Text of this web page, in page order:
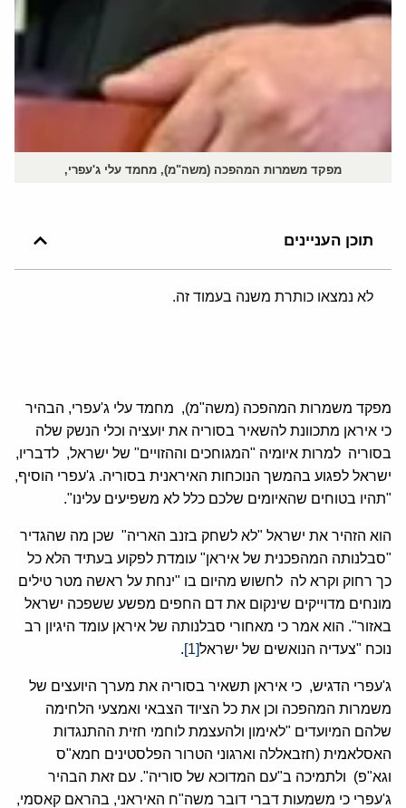
מפקד משמרות המהפכה (משה"מ), מחמד עלי ג'עפרי,
תוכן העניינים
לא נמצאו כותרת משנה בעמוד זה.
מפקד משמרות המהפכה (משה"מ), מחמד עלי ג'עפרי, הבהיר
כי איראן מתכוונת להשאיר בסוריה את יועציה וכלי הנשק שלה
בסוריה למרות איומיה "המגוחכים וההזויים" של ישראל, לדבריו,
ישראל לפגוע בהמשך הנוכחות האיראנית בסוריה. ג'עפרי הוסיף,
"תהיו בטוחים שהאיומים שלכם כלל לא משפיעים עלינו".
הוא הזהיר את ישראל "לא לשחק בזנב האריה" שכן מה שהגדיר
"סבלנותה המהפכנית של איראן" עומדת לפקוע בעתיד הלא כל
כך רחוק וקרא לה לחשוש מהיום בו "ינחת על ראשה מטר טילים
מונחים מדוייקים שינקום את דם החפים מפשע ששפכה ישראל
באזור". הוא אמר כי מאחורי סבלנותה של איראן עומד היגיון רב
נוכח "צעדיה הנואשים של ישראל[1]
.
ג'עפרי הדגיש, כי איראן תשאיר בסוריה את מערך היועצים של
משמרות המהפכה וכן את כל הציוד הצבאי ואמצעי הלחימה
שלהם המיועדים "לאימון ולהעצמת לוחמי חזית ההתנגדות
האסלאמית (חזבאללה וארגוני הטרור הפלסטינים חמא"ס
וגא"פ) ולתמיכה ב"עם המדוכא של סוריה". עם זאת הבהיר
ג'עפרי כי משמעות דברי דובר משה"ח האיראני, בהראם קאסמי,